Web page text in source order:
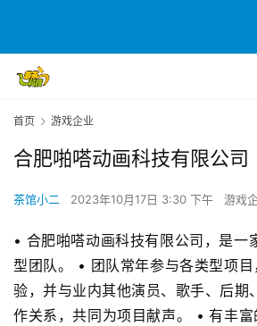
首
页
游
茶
原
创
游
戏
业
界
首页 游戏企业
合肥啪嗒动画科技有限公司
茶馆小二 2023年10月17日 3:30 下午 游戏
• 合肥啪嗒动画科技有限公司，是一
型团队。 • 团队常年参与各类型项
验，并与业内其他演员、歌手、后期
作关系，共同为项目献声。 • 有丰